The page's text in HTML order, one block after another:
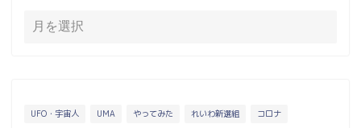
UFO・宇宙人 UMA やってみた れいわ新選組 コロナ